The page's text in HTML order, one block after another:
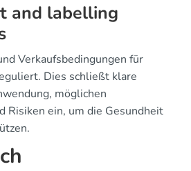
and labelling
Verkaufsbedingungen für
Dies schließt klare
möglichen
Risiken ein, um die Gesundheit